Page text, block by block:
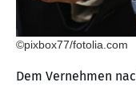
©pixbox77/fotolia.com
Dem Vernehmen